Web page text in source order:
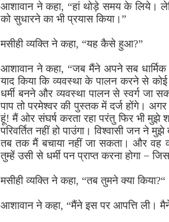
आशावान ने कहा, “हां थोड़े समय के लिये।
को सुधारने का भी प्रयास किया।”
मसीही व्यक्ति ने कहा, “यह कैसे हुआ?”
आशावान ने कहा, “जब मैंने अपने सब
याद किया कि व्यवस्था के पालन करने से कोई
धर्मी बनने और व्यवस्था पालन से स्वर्ग जा
पाप तो परमेश्वर की पुस्तक में दर्ज होंगे।
हूं! मैं ओर संघर्ष करता रहा परंतु फिर भी मुझे
परिवर्तित नहीं हो पाउंगा। विश्वासी जन ने
तब तक मैं बचाया नहीं जा सकता। और वह
तुम्हें उसी से धर्मी पन प्राप्त करना होगा −
मसीही व्यक्ति ने कहा, “तब तुमने क्या किया?“
आशावान ने कहा, “मैंने इस पर आपत्ति ली।